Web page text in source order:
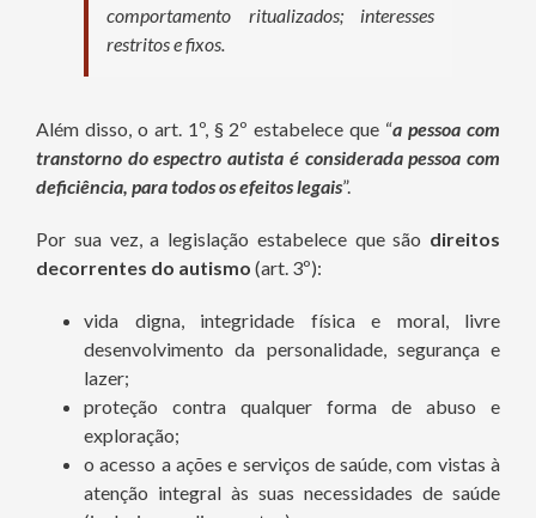
comportamento ritualizados; interesses
restritos e fixos.
Além disso, o art. 1º, § 2º estabelece que “a pessoa com
transtorno do espectro autista é considerada pessoa com
deficiência, para todos os efeitos legais”.
Por sua vez, a legislação estabelece que são direitos
decorrentes do autismo (art. 3º):
vida digna, integridade física e moral, livre
desenvolvimento da personalidade, segurança e
lazer;
proteção contra qualquer forma de abuso e
exploração;
o acesso a ações e serviços de saúde, com vistas à
atenção integral às suas necessidades de saúde